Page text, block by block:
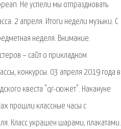
Не успели мы отпраздновать
2 апреля. Итоги недели музыки. С
неделя. Внимание.
– сайт о прикладном
конкурсы. 03 апреля 2019 года в
квеста "qr-сюжет". Накануне
прошли классные часы с
Класс украшен шарами, плакатами.